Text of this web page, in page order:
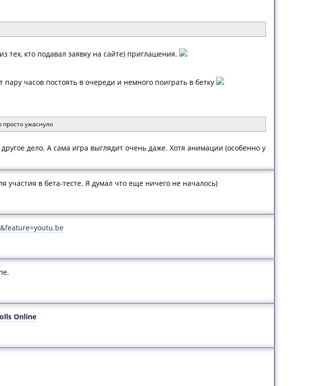
кто подавал заявку на сайте) приглашения.
часов постоять в очереди и немного поиграть в бетку
просто ужаснуло
дело. А сама игра выглядит очень даже. Хотя анимации (особенно у
в бета-тесте. Я думал что еще ничего не началось)
Online